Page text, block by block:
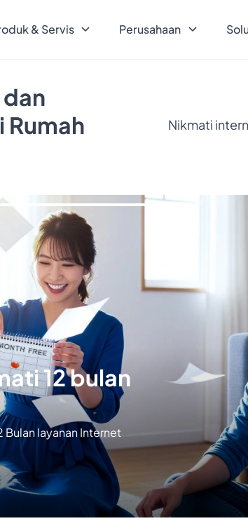
& Servis Perusahaan
Rumah
Nikmati
12 bulan
Bulan layanan Internet